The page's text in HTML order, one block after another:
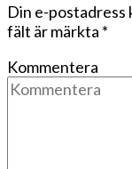
Din e-postadress
fält är märkta *
Kommentera